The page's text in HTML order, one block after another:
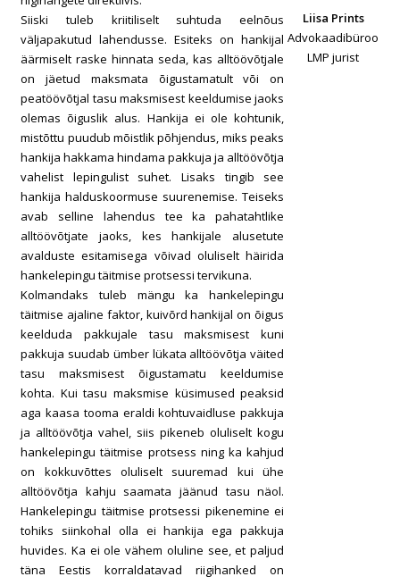
Siiski tuleb kriitiliselt suhtuda eelnõus
väljapakutud lahendusse. Esiteks on hankijal
äärmiselt raske hinnata seda, kas alltöövõtjale
on jäetud maksmata õigustamatult või on
peatöövõtjal tasu maksmisest keeldumise jaoks
olemas õiguslik alus. Hankija ei ole kohtunik,
mistõttu puudub mõistlik põhjendus, miks peaks
hankija hakkama hindama pakkuja ja alltöövõtja
vahelist lepingulist suhet. Lisaks tingib see
hankija halduskoormuse suurenemise. Teiseks
avab selline lahendus tee ka pahatahtlike
alltöövõtjate jaoks, kes hankijale alusetute
avalduste esitamisega võivad oluliselt häirida
hankelepingu täitmise protsessi tervikuna.
Kolmandaks tuleb mängu ka hankelepingu
täitmise ajaline faktor, kuivõrd hankijal on õigus
keelduda pakkujale tasu maksmisest kuni
pakkuja suudab ümber lükata alltöövõtja väited
tasu maksmisest õigustamatu keeldumise
kohta. Kui tasu maksmise küsimused peaksid
aga kaasa tooma eraldi kohtuvaidluse pakkuja
ja alltöövõtja vahel, siis pikeneb oluliselt kogu
hankelepingu täitmise protsess ning ka kahjud
on kokkuvõttes oluliselt suuremad kui ühe
alltöövõtja kahju saamata jäänud tasu näol.
Hankelepingu täitmise protsessi pikenemine ei
tohiks siinkohal olla ei hankija ega pakkuja
huvides. Ka ei ole vähem oluline see, et paljud
täna Eestis korraldatavad riigihanked on
Liisa Prints
Advokaadibüroo
LMP jurist